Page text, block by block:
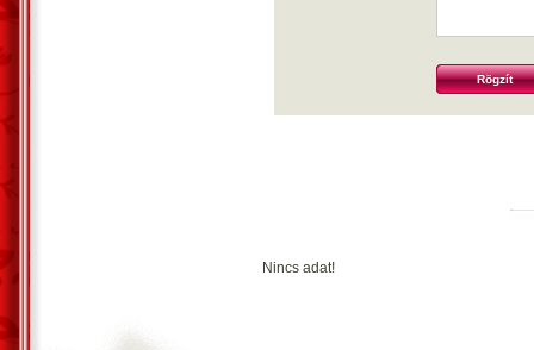
Rögzít
Nincs adat!